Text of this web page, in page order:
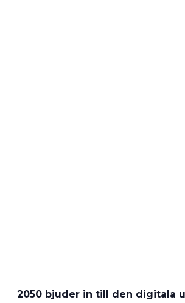
2050 bjuder in till den digitala